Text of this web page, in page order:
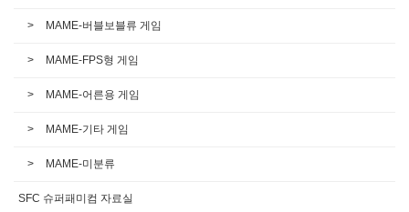
MAME-버블보블류 게임
MAME-FPS형 게임
MAME-어른용 게임
MAME-기타 게임
MAME-미분류
SFC 슈퍼패미컴 자료실